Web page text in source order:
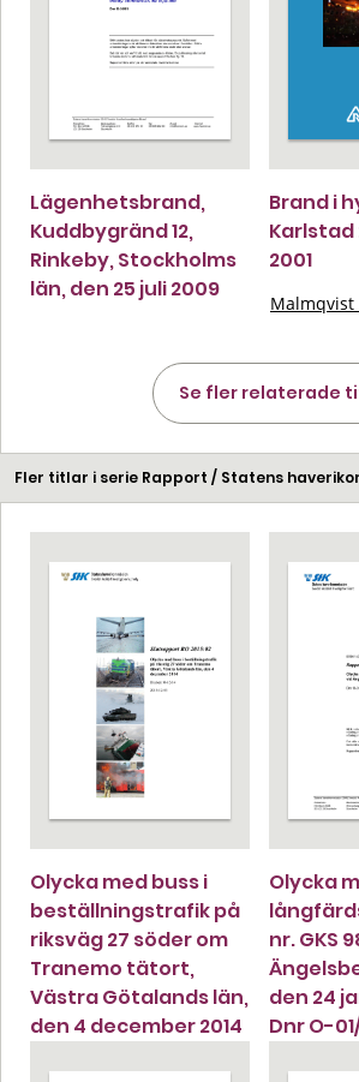
Lägenhetsbrand,
Kuddbygränd 12,
Rinkeby, Stockholms
län, den 25 juli 2009
Brand i
Karlstad
2001
Malmqvist
Se fler relaterade
Fler titlar i serie Rapport / Statens
Olycka med buss i
beställningstrafik på
riksväg 27 söder om
Tranemo tätort,
Västra Götalands län,
den 4 december 2014
Olycka
nr. GKS
den 24
Dnr O-